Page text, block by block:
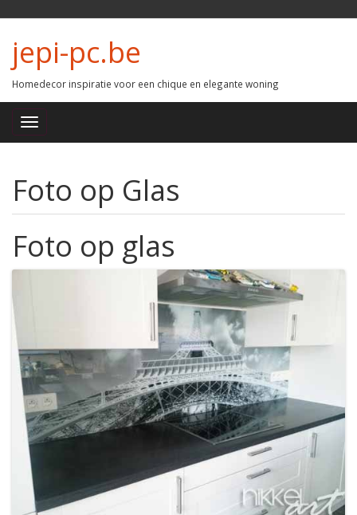
jepi-pc.be
Homedecor inspiratie voor een chique en elegante woning
Foto op Glas
Foto op glas